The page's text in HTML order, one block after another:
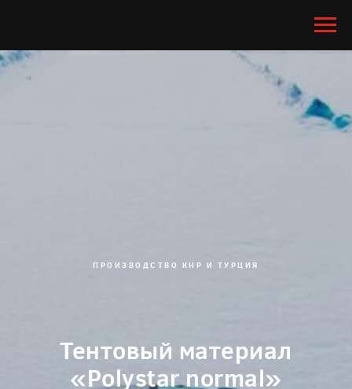
ПРОИЗВОДСТВО КНР И ТУРЦИЯ
Тентовый материал
«Polystar normal»